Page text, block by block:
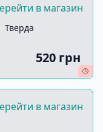
в магазин
Тверда
520 грн
в магазин